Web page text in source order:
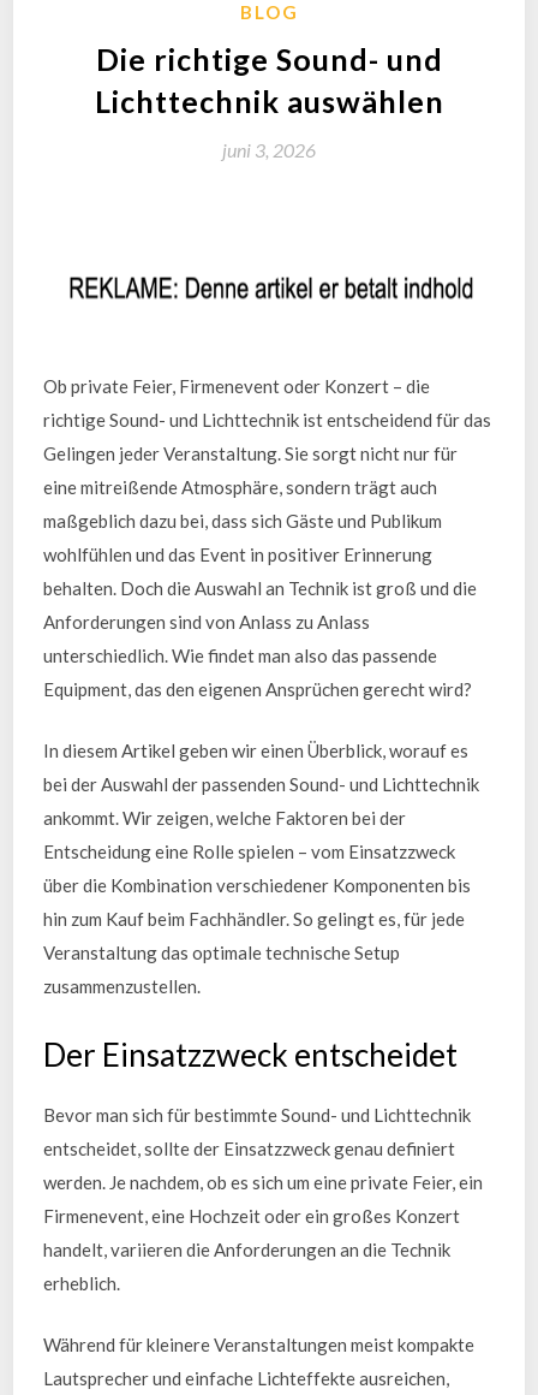
BLOG
Die richtige Sound- und
Lichttechnik auswählen
juni 3, 2026
Ob private Feier, Firmenevent oder Konzert – die
richtige Sound- und Lichttechnik ist entscheidend für das
Gelingen jeder Veranstaltung. Sie sorgt nicht nur für
eine mitreißende Atmosphäre, sondern trägt auch
maßgeblich dazu bei, dass sich Gäste und Publikum
wohlfühlen und das Event in positiver Erinnerung
behalten. Doch die Auswahl an Technik ist groß und die
Anforderungen sind von Anlass zu Anlass
unterschiedlich. Wie findet man also das passende
Equipment, das den eigenen Ansprüchen gerecht wird?
In diesem Artikel geben wir einen Überblick, worauf es
bei der Auswahl der passenden Sound- und Lichttechnik
ankommt. Wir zeigen, welche Faktoren bei der
Entscheidung eine Rolle spielen – vom Einsatzzweck
über die Kombination verschiedener Komponenten bis
hin zum Kauf beim Fachhändler. So gelingt es, für jede
Veranstaltung das optimale technische Setup
zusammenzustellen.
Der Einsatzzweck entscheidet
Bevor man sich für bestimmte Sound- und Lichttechnik
entscheidet, sollte der Einsatzzweck genau definiert
werden. Je nachdem, ob es sich um eine private Feier, ein
Firmenevent, eine Hochzeit oder ein großes Konzert
handelt, variieren die Anforderungen an die Technik
erheblich.
Während für kleinere Veranstaltungen meist kompakte
Lautsprecher und einfache Lichteffekte ausreichen,